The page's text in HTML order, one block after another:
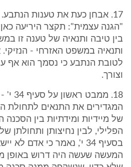
17. אבחן כעת את טענות
"הגנה עצמית": תקצר היריעה
בין טיבה ותנאיה של טענה זו
ותנאיה במשפט האזרחי - הנזיקי.
לטובת הנתבע כי נסמך הוא אף
וצורך.
18.
המגדירים את התנאים לתחולת
של מיידיות ומידתיות בין
הפלילי, לבין נחיצותן ותחולתן
בסעיף 34 י', נאמר כי אדם
המעשה שעשה היה דרוש באופן